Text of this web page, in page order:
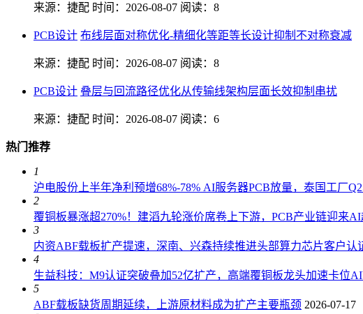
来源：捷配 时间：2026-08-07 阅读：8
PCB设计 布线层面对称优化-精细化等距等长设计抑制不对称衰减
来源：捷配 时间：2026-08-07 阅读：8
PCB设计 叠层与回流路径优化从传输线架构层面长效抑制串扰
来源：捷配 时间：2026-08-07 阅读：6
热门推荐
1
沪电股份上半年净利预增68%-78% AI服务器PCB放量，泰国工厂
2
覆铜板暴涨超270%！建滔九轮涨价席卷上下游，PCB产业链迎来AI
3
内资ABF载板扩产提速，深南、兴森持续推进头部算力芯片客户认
4
生益科技：M9认证突破叠加52亿扩产，高端覆铜板龙头加速卡位
5
ABF载板缺货周期延续，上游原材料成为扩产主要瓶颈 2026-07-17